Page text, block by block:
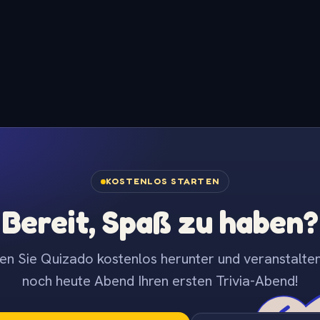
KOSTENLOS STARTEN
Bereit, Spaß zu haben?
Sie Quizado kostenlos herunter und
noch heute Abend Ihren ersten Trivia-Abend!